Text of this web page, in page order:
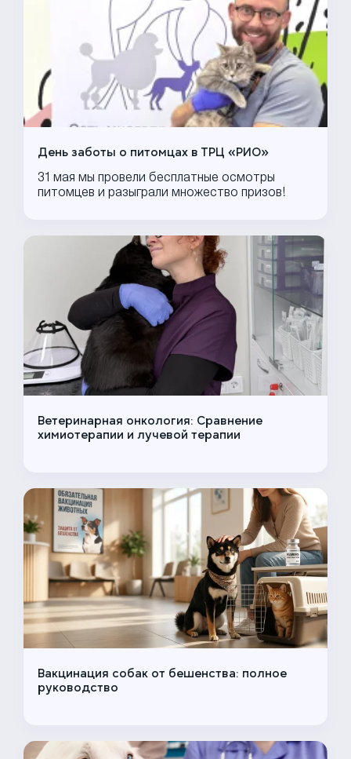
День заботы о питомцах в ТРЦ «РИО»
31 мая мы провели бесплатные осмотры
питомцев и разыграли множество призов!
Ветеринарная онкология: Сравнение
химиотерапии и лучевой терапии
Вакцинация собак от бешенства: полное
руководство